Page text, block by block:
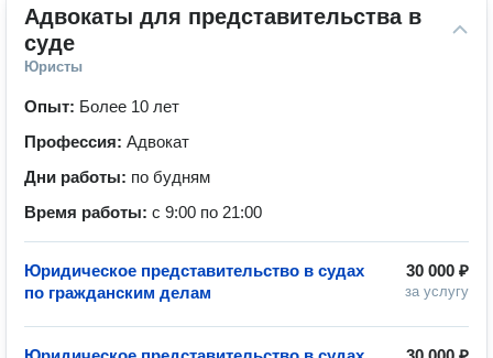
Адвокаты для представительства в
суде
Юристы
Опыт: Более 10 лет
Профессия: Адвокат
Дни работы: по будням
Время работы: с 9:00 по 21:00
30 000 ₽
за услугу
Юридическое представительство в судах
по гражданским делам